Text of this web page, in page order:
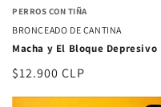
PERROS CON TIÑA
BRONCEADO DE CANTINA
Macha y El Bloque Depresivo
Precio
$12.900 CLP